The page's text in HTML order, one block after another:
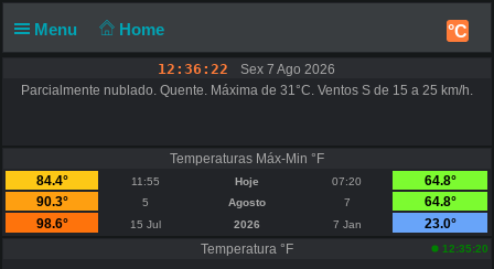
Menu Home °C
12:36:22
Sex 7 Ago 2026
Parcialmente nublado. Quente. Máxima de 31°C. Ventos S de 15 a 25 km/h.
Temperaturas Máx-Min °F
84.4°
11:55 Hoje 07:20
64.8°
90.3°
5 Agosto 7
64.8°
98.6°
15 Jul 2026 7 Jan
23.0°
Temperatura °F
12:35:20
Notificação Sexta 12:36
31.2°C